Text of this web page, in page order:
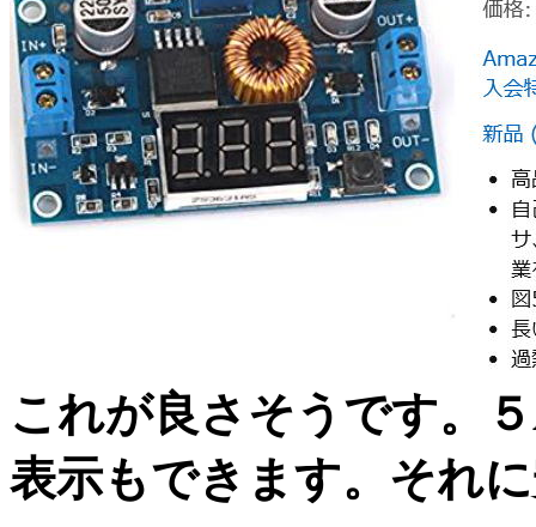
これが良さそうです。
表示もできます。それ